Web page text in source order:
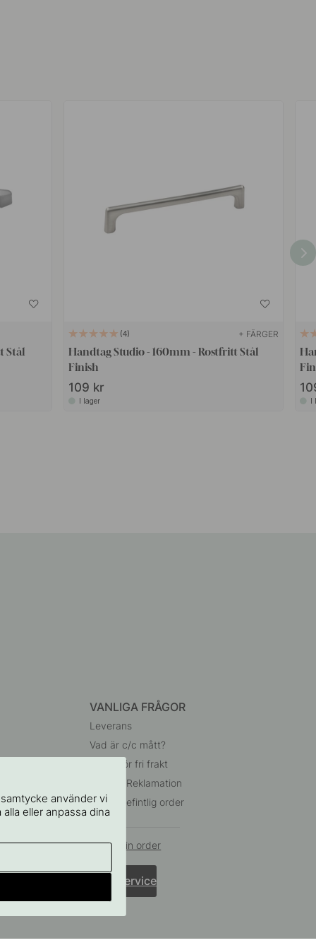
4 + FÄRGER
Handtag Studio - 160mm - Rostfritt Stål
Finish
109 kr
I lager
VANLIGA FRÅGOR
Leverans
Vad är c/c mått?
Villkor för fri frakt
Retur & Reklamation
Ändra befintlig order
Ångra din order
Kundservice
använder vi
eller anpassa dina